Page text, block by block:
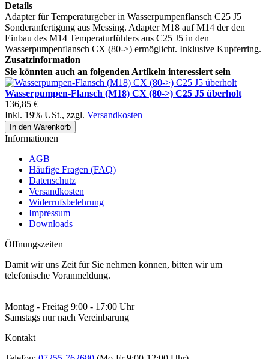
Details
Adapter für Temperaturgeber in Wasserpumpenflansch C25 J5
Sonderanfertigung aus Messing. Adapter M18 auf M14 der den
Einbau des M14 Temperaturfühlers aus C25 J5 in den
Wasserpumpenflansch CX (80->) ermöglicht. Inklusive Kupferring.
Zusatzinformation
Sie könnten auch an folgenden Artikeln interessiert sein
Wasserpumpen-Flansch (M18) CX (80->) C25 J5 überholt
136,85 €
Inkl. 19% USt., zzgl. Versandkosten
In den Warenkorb
Informationen
AGB
Häufige Fragen (FAQ)
Datenschutz
Versandkosten
Widerrufsbelehrung
Impressum
Downloads
Öffnungszeiten
Damit wir uns Zeit für Sie nehmen können, bitten wir um
telefonische Voranmeldung.
Montag - Freitag 9:00 - 17:00 Uhr
Samstags nur nach Vereinbarung
Kontakt